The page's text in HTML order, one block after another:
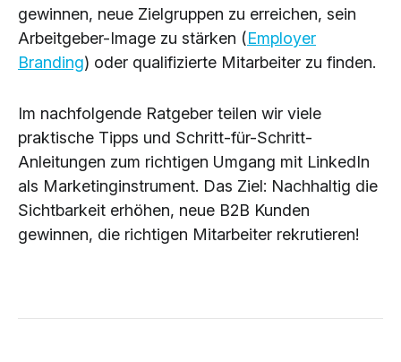
gewinnen, neue Zielgruppen zu erreichen, sein
Arbeitgeber-Image zu stärken (Employer
Branding) oder qualifizierte Mitarbeiter zu finden.
Im nachfolgende Ratgeber teilen wir viele
praktische Tipps und Schritt-für-Schritt-
Anleitungen zum richtigen Umgang mit LinkedIn
als Marketinginstrument. Das Ziel: Nachhaltig die
Sichtbarkeit erhöhen, neue B2B Kunden
gewinnen, die richtigen Mitarbeiter rekrutieren!